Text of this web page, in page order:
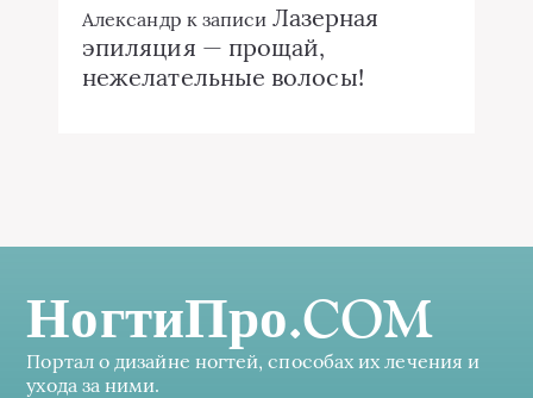
Александр к записи Лазерная
эпиляция — прощай,
нежелательные волосы!
НогтиПро.COM
Портал о дизайне ногтей, способах их лечения и
ухода за ними.